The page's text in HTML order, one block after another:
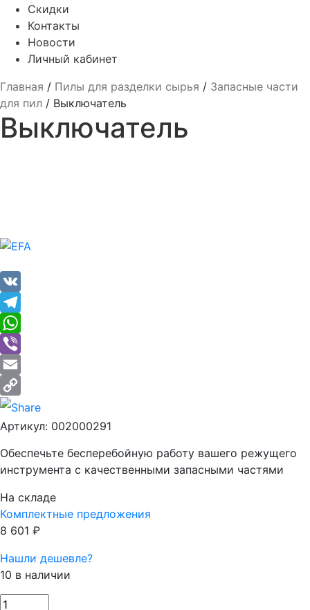
Скидки
Контакты
Новости
Личный кабинет
Главная / Пилы для разделки сырья / Запасные части
для пил / Выключатель
Выключатель
VK
Telegram
WhatsApp
Viber
Email
Copy
Link
Артикул: 002000291
Обеспечьте бесперебойную работу вашего режущего
инструмента с качественными запасными частями
На складе
Комплектные предложения
8 601 ₽
Нашли дешевле?
10 в наличии
Количество